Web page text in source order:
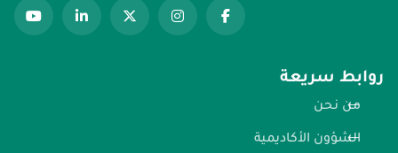
روابط سريعة
من نحن
الشؤون الأكاديمية